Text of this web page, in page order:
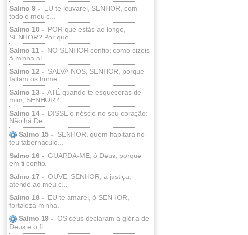
Salmo 9 -
EU te louvarei, SENHOR, com
todo o meu c...
Salmo 10 -
POR que estás ao longe,
SENHOR? Por que ...
Salmo 11 -
NO SENHOR confio; como dizeis
à minha al...
Salmo 12 -
SALVA-NOS, SENHOR, porque
faltam os home...
Salmo 13 - ATÉ quando te esquecerás de
mim, SENHOR?...
Salmo 14 -
DISSE o néscio no seu coração:
Não há De...
Salmo 15 -
SENHOR, quem habitará no
teu tabernáculo...
Salmo 16 - GUARDA-ME, ó Deus, porque
em ti confio.
Salmo 17 - OUVE, SENHOR, a justiça;
atende ao meu c...
Salmo 18 -
EU te amarei, ó SENHOR,
fortaleza minha.
Salmo 19 - OS céus declaram a glória de
Deus e o fi...